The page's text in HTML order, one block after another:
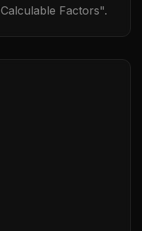
Calculable Factors".